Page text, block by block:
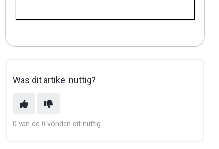
Was dit artikel nuttig?
0 van de 0 vonden dit nuttig